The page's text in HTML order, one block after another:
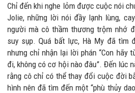
Chỉ đến khi nghe lỏm được cuộc nói
Jolie, những lời nói đầy lạnh lùng,
người mà cô thầm thương trộm nhớ
suy sụp. Quá bất lực, Hà My đã tìm
nhưng chỉ nhận lại lời phán “Con hãy
đi, không có cơ hội nào đâu”. Đến lúc
rằng cô chỉ có thể thay đổi cuộc đời
hình nên đã tìm đến một “phù thủy